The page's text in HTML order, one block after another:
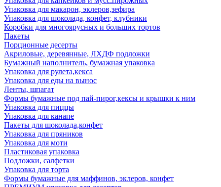
Упаковка для макарон, эклеров,зефира
Упаковка для шоколада, конфет, клубники
Коробки для многоярусных и больших тортов
Пакеты
Порционные десерты
Акриловые, деревянные, ЛХДФ подложки
Бумажный наполнитель, бумажная упаковка
Упаковка для рулета,кекса
Упаковка для еды на вынос
Ленты, шпагат
Формы бумажные под пай-пирог,кексы и крышки к ним
Упаковка для пиццы
Упаковка для канапе
Пакеты для шоколада,конфет
Упаковка для пряников
Упаковка для моти
Пластиковая упаковка
Подложки, салфетки
Упаковка для торта
Формы бумажные для маффинов, эклеров, конфет